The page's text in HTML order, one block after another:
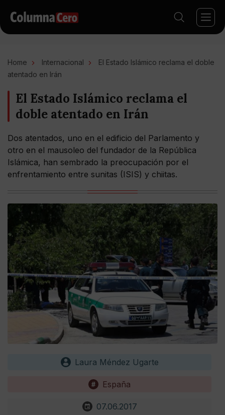
Home Internacional
El Estado Islámico reclama el doble
atentado en Irán
El Estado Islámico reclama el
doble atentado en Irán
Dos atentados, uno en el edificio del Parlamento y
otro en el mausoleo del fundador de la República
Islámica, han sembrado la preocupación por el
enfrentamiento entre sunitas (ISIS) y chiitas.
Laura Méndez Ugarte
España
07.06.2017